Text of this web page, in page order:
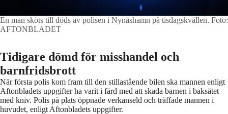
En man sköts till döds av polisen i Nynäshamn på tisdagskvällen. Foto:
AFTONBLADET
Tidigare dömd för misshandel och
barnfridsbrott
När första polis kom fram till den stillastående bilen ska mannen enligt
Aftonbladets uppgifter ha varit i färd med att skada barnen i baksätet
med kniv. Polis på plats öppnade verkanseld och träffade mannen i
huvudet, enligt Aftonbladets uppgifter.